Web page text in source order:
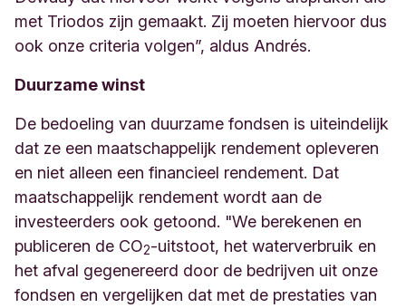
met Triodos zijn gemaakt. Zij moeten hiervoor dus
ook onze criteria volgen”, aldus Andrés.
Duurzame winst
De bedoeling van duurzame fondsen is uiteindelijk
dat ze een maatschappelijk rendement opleveren
en niet alleen een financieel rendement. Dat
maatschappelijk rendement wordt aan de
investeerders ook getoond. "We berekenen en
publiceren de CO2-uitstoot, het waterverbruik en
het afval gegenereerd door de bedrijven uit onze
fondsen en vergelijken dat met de prestaties van